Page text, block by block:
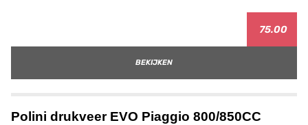
75.00
BEKIJKEN
Polini drukveer EVO Piaggio 800/850CC